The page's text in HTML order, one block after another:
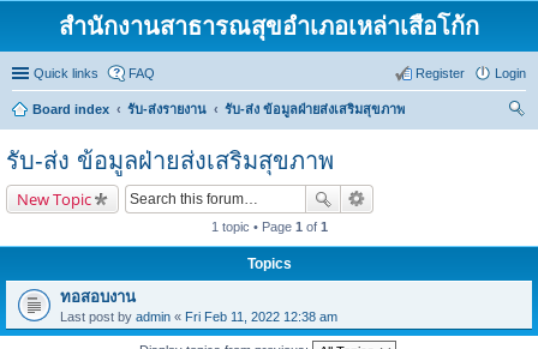
สำนักงานสาธารณสุขอำเภอเหล่าเสือโก้ก
Quick links FAQ Login
Register
Board index รับ-ส่งรายงาน
รับ-ส่ง ข้อมูลฝ่ายส่งเสริมสุขภาพ
รับ-ส่ง ข้อมูลฝ่ายส่งเสริมสุขภาพ
New Topic
1 topic • Page 1 of 1
Topics
ทอสอบงาน
Last post by admin « Fri Feb 11, 2022 12:38 am